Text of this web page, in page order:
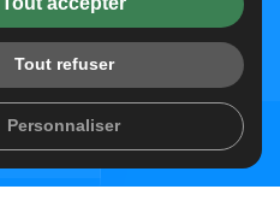
mail
Tout refuser
Personnaliser